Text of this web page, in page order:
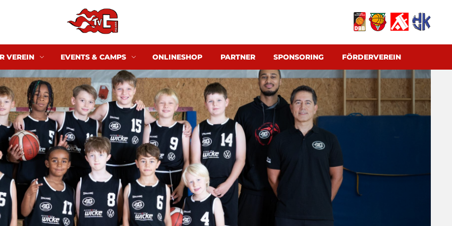
VEREIN EVENTS & CAMPS ONLINESHOP PARTNER SPONSORING FÖRDERVEREIN